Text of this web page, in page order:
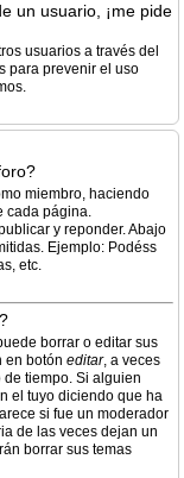
un usuario, ¡me pide
usuarios a través del
para prevenir el uso
miembro, haciendo
cada página.
y reponder. Abajo
Ejemplo: Podéss
etc.
borrar o editar sus
en botón editar, a veces
tiempo. Si alguien
el tuyo diciendo que ha
si fue un moderador
de las veces dejan un
borrar sus temas